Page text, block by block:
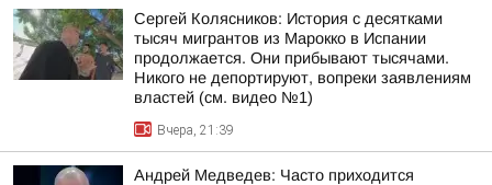
Сергей Колясников: История с десятками
тысяч мигрантов из Марокко в Испании
продолжается. Они прибывают тысячами.
Никого не депортируют, вопреки заявлениям
властей (см. видео №1)
Вчера, 21:39
Андрей Медведев: Часто приходится